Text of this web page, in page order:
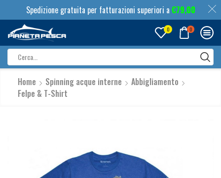
Spedizione gratuita per fatturazioni superiori a €79,00
0 0
input
Home Spinning acque interne
Abbigliamento
Felpe & T-Shirt